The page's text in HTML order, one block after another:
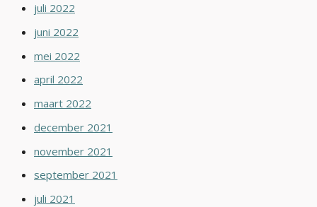
juli 2022
juni 2022
mei 2022
april 2022
maart 2022
december 2021
november 2021
september 2021
juli 2021